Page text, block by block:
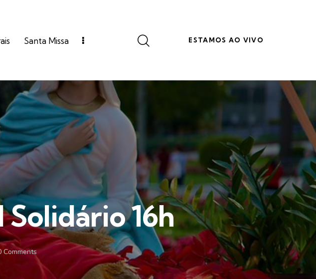
Santa Missa ESTAMOS AO VIVO
16h
Comments